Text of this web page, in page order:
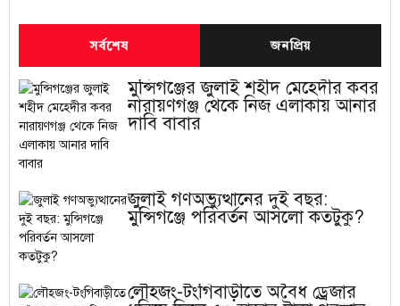
সর্বশেষ জনপ্রিয়
মুন্সিগঞ্জের জুলাই শহীদ মেহেদীর কবর
নারায়ণগঞ্জ থেকে নিজ এলাকায় আনার
দাবি বাবার
জুলাই গণঅভ্যুত্থানের দুই বছর:
মুন্সিগঞ্জে পরিবর্তন আসলো কতটুকু?
লৌহজং-টংগিবাড়ীতে অবৈধ ড্রেজার